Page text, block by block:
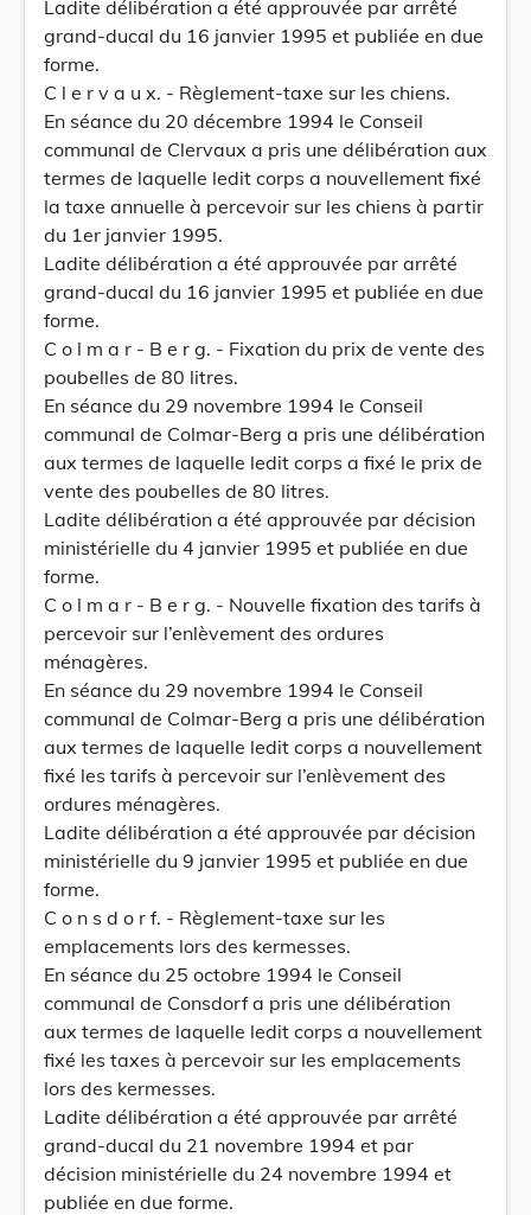
Ladite délibération a été approuvée par arrêté
grand-ducal du 16 janvier 1995 et publiée en due
forme.
C l e r v a u x. - Règlement-taxe sur les chiens.
En séance du 20 décembre 1994 le Conseil
communal de Clervaux a pris une délibération aux
termes de laquelle ledit corps a nouvellement fixé
la taxe annuelle à percevoir sur les chiens à partir
du 1er janvier 1995.
Ladite délibération a été approuvée par arrêté
grand-ducal du 16 janvier 1995 et publiée en due
forme.
C o l m a r - B e r g. - Fixation du prix de vente des
poubelles de 80 litres.
En séance du 29 novembre 1994 le Conseil
communal de Colmar-Berg a pris une délibération
aux termes de laquelle ledit corps a fixé le prix de
vente des poubelles de 80 litres.
Ladite délibération a été approuvée par décision
ministérielle du 4 janvier 1995 et publiée en due
forme.
C o l m a r - B e r g. - Nouvelle fixation des tarifs à
percevoir sur l’enlèvement des ordures
ménagères.
En séance du 29 novembre 1994 le Conseil
communal de Colmar-Berg a pris une délibération
aux termes de laquelle ledit corps a nouvellement
fixé les tarifs à percevoir sur l’enlèvement des
ordures ménagères.
Ladite délibération a été approuvée par décision
ministérielle du 9 janvier 1995 et publiée en due
forme.
C o n s d o r f. - Règlement-taxe sur les
emplacements lors des kermesses.
En séance du 25 octobre 1994 le Conseil
communal de Consdorf a pris une délibération
aux termes de laquelle ledit corps a nouvellement
fixé les taxes à percevoir sur les emplacements
lors des kermesses.
Ladite délibération a été approuvée par arrêté
grand-ducal du 21 novembre 1994 et par
décision ministérielle du 24 novembre 1994 et
publiée en due forme.